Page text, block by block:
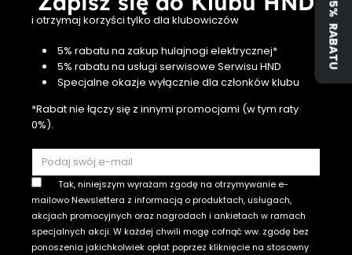
i otrzymaj korzyści tylko dla klubowiczów
5% rabatu na zakup hulajnogi elektrycznej*
5% rabatu na usługi serwisowe Serwisu HND
Specjalne okazje wyłącznie dla członków klubu
*Rabat nie łączy się z innymi promocjami (w tym raty
0%).
Tak, niniejszym wyrażam zgodę na otrzymywanie e-
mailowo Newslettera z informacją o produktach, usługach,
akcjach promocyjnych oraz nagrodach i ankietach w ramach
specjalnych akcji. W każdej chwili mogę cofnąć ww. zgodę bez
ponoszenia jakichkolwiek opłat poprzez kliknięcie na stosowny